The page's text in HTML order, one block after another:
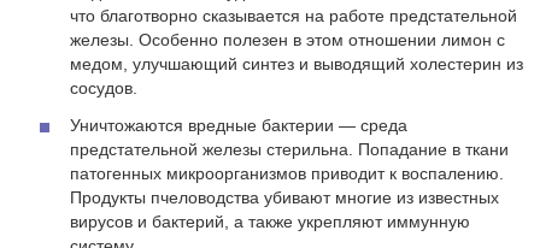
что благотворно сказывается на работе предстательной
железы. Особенно полезен в этом отношении лимон с
медом, улучшающий синтез и выводящий холестерин из
сосудов.
Уничтожаются вредные бактерии — среда
предстательной железы стерильна. Попадание в ткани
патогенных микроорганизмов приводит к воспалению.
Продукты пчеловодства убивают многие из известных
вирусов и бактерий, а также укрепляют иммунную